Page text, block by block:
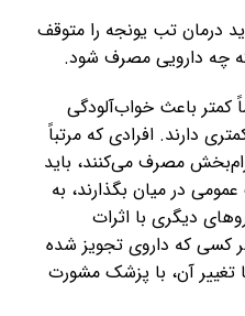
درمان تب یونجه را متوقف
چه دارویی مصرف شود.
کمتر باعث خواب‌آلودگی
دارند. افرادی که مرتباً
مصرف می‌کنند، باید
در میان بگذارند، به
دیگری با اثرات
کسی که داروی تجویز شده
تغییر آن، با پزشک مشورت